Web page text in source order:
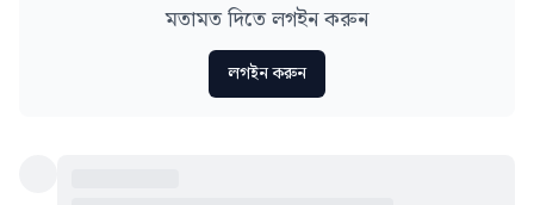
মতামত দিতে লগইন করুন
লগইন করুন